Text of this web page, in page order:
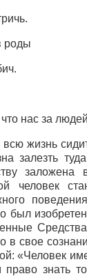
роды
нас за
жизнь
залезть
человек
был
в свое
«Человек
знать